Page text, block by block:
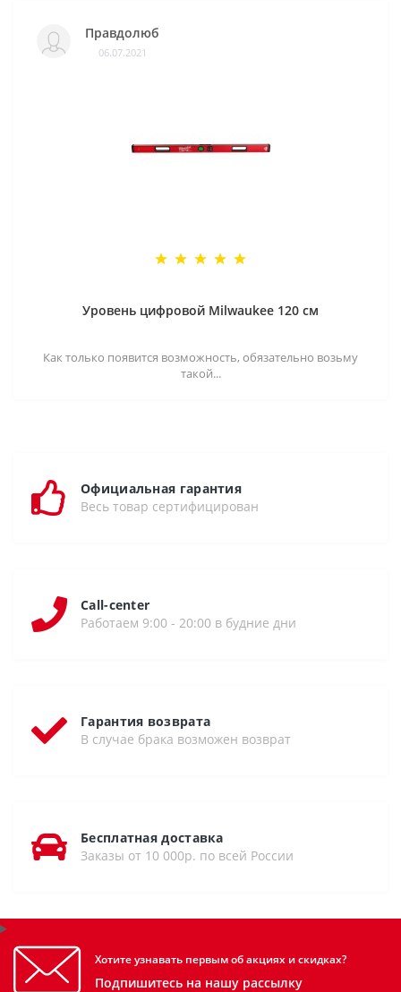
Правдолюб
06.07.2021
Уровень цифровой Milwaukee 120 см
Как только появится возможность, обязательно возьму
такой...
Официальная гарантия
Весь товар сертифицирован
Call-center
Работаем 9:00 - 20:00 в будние дни
Гарантия возврата
В случае брака возможен возврат
Бесплатная доставка
Заказы от 10 000р. по всей России
Хотите узнавать первым об акциях и скидках?
Подпишитесь на нашу рассылку